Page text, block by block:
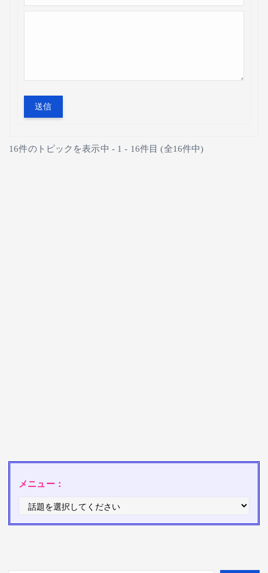
16件のトピックを表示中 - 1 - 16件目 (全16件中)
送信
メニュー：